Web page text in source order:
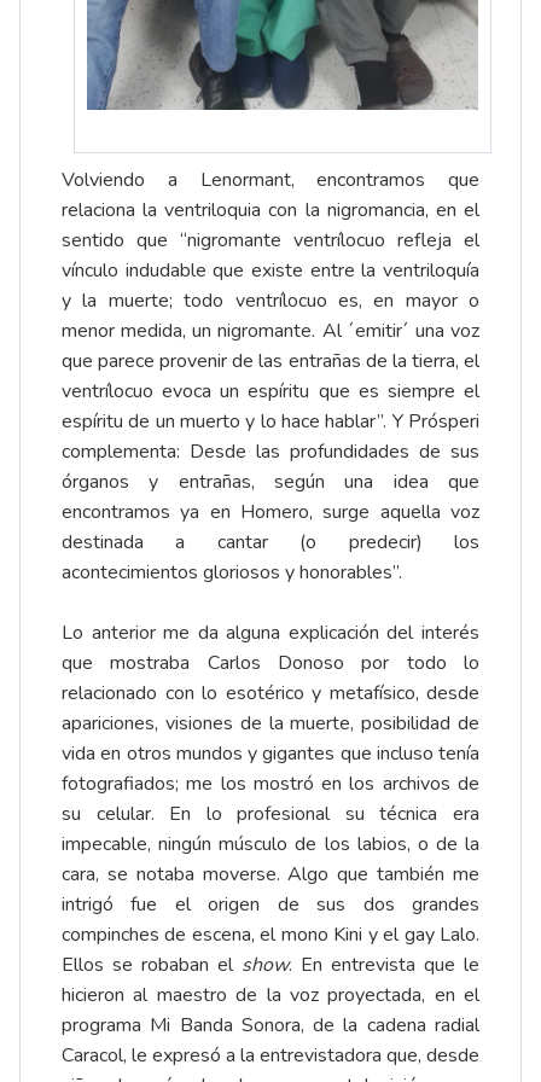
Volviendo a Lenormant, encontramos que
relaciona la ventriloquia con la nigromancia, en el
sentido que “nigromante ventrílocuo refleja el
vínculo indudable que existe entre la ventriloquía
y la muerte; todo ventrílocuo es, en mayor o
menor medida, un nigromante. Al ´emitir´ una voz
que parece provenir de las entrañas de la tierra, el
ventrílocuo evoca un espíritu que es siempre el
espíritu de un muerto y lo hace hablar”. Y Prósperi
complementa: Desde las profundidades de sus
órganos y entrañas, según una idea que
encontramos ya en Homero, surge aquella voz
destinada a cantar (o predecir) los
acontecimientos gloriosos y honorables”.
Lo anterior me da alguna explicación del interés
que mostraba Carlos Donoso por todo lo
relacionado con lo esotérico y metafísico, desde
apariciones, visiones de la muerte, posibilidad de
vida en otros mundos y gigantes que incluso tenía
fotografiados; me los mostró en los archivos de
su celular. En lo profesional su técnica era
impecable, ningún músculo de los labios, o de la
cara, se notaba moverse. Algo que también me
intrigó fue el origen de sus dos grandes
compinches de escena, el mono Kini y el gay Lalo.
Ellos se robaban el show. En entrevista que le
hicieron al maestro de la voz proyectada, en el
programa Mi Banda Sonora, de la cadena radial
Caracol, le expresó a la entrevistadora que, desde